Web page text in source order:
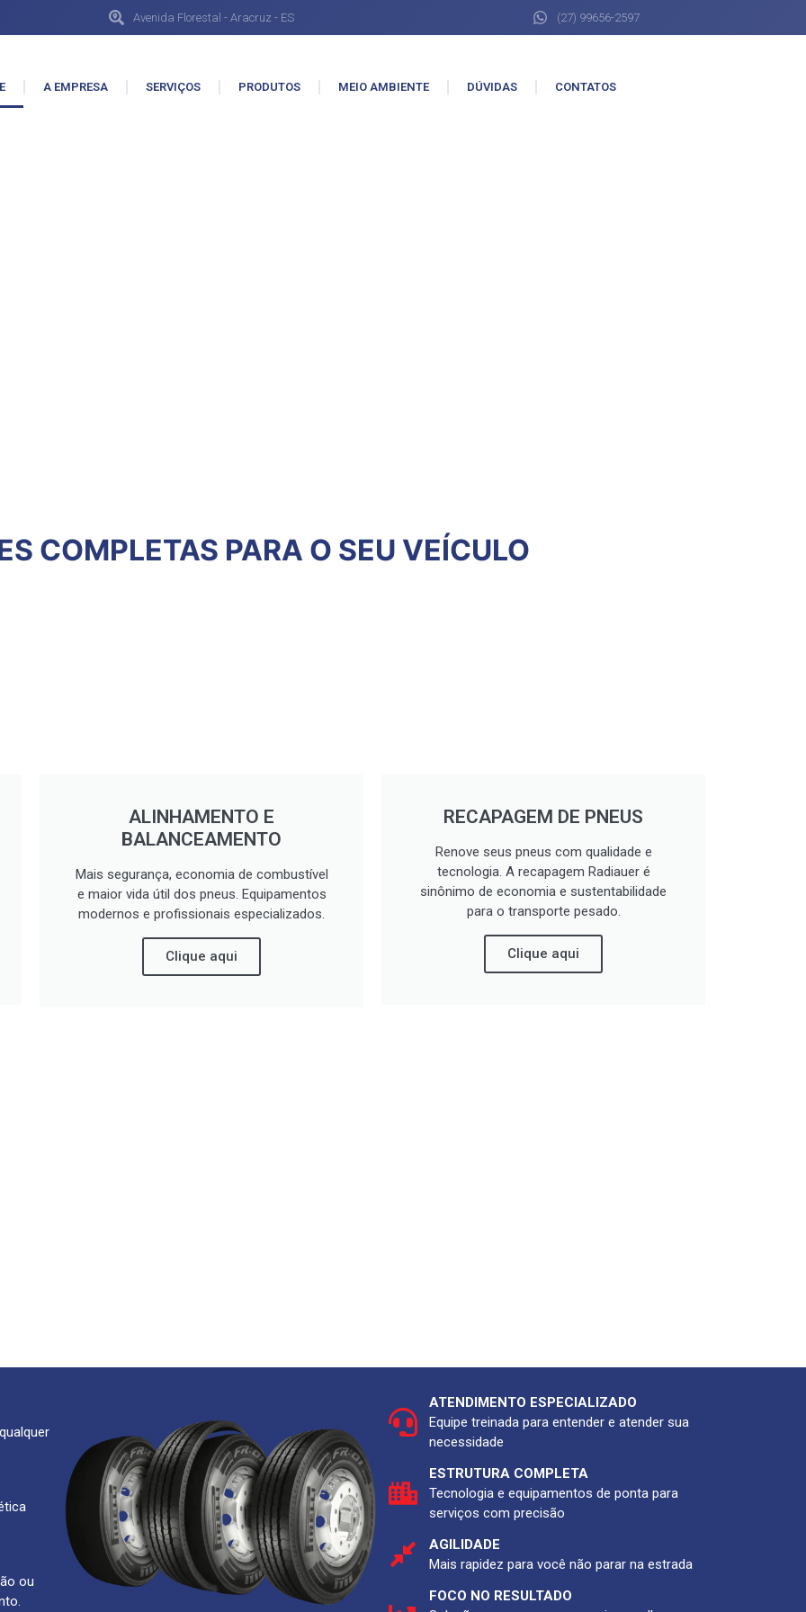
Avenida Florestal - Aracruz - ES (27) 99656-2597
A EMPRESA SERVIÇOS PRODUTOS MEIO AMBIENTE DÚVIDAS CONTATOS
COMPLETAS PARA O SEU VEÍCULO
ALINHAMENTO E
BALANCEAMENTO
Mais segurança, economia de combustível
e maior vida útil dos pneus. Equipamentos
modernos e profissionais especializados.
Clique aqui
RECAPAGEM DE PNEUS
Renove seus pneus com qualidade e
tecnologia. A recapagem Radiauer é
sinônimo de economia e sustentabilidade
para o transporte pesado.
Clique aqui
ou
ATENDIMENTO ESPECIALIZADO
Equipe treinada para entender e atender sua
necessidade
ESTRUTURA COMPLETA
Tecnologia e equipamentos de ponta para
serviços com precisão
AGILIDADE
Mais rapidez para você não parar na estrada
FOCO NO RESULTADO